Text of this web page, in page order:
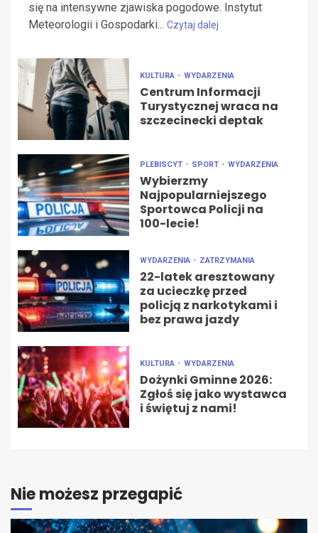
się na intensywne zjawiska pogodowe. Instytut
Meteorologii i Gospodarki... Czytaj dalej
KULTURA WYDARZENIA
Centrum Informacji
Turystycznej wraca na
szczecinecki deptak
PLEBISCYT SPORT WYDARZENIA
Wybierzmy
Najpopularniejszego
Sportowca Policji na
100-lecie!
WYDARZENIA ZATRZYMANIA
22-latek aresztowany
za ucieczkę przed
policją z narkotykami i
bez prawa jazdy
KULTURA WYDARZENIA
Dożynki Gminne 2026:
Zgłoś się jako wystawca
i świętuj z nami!
Nie możesz przegapić